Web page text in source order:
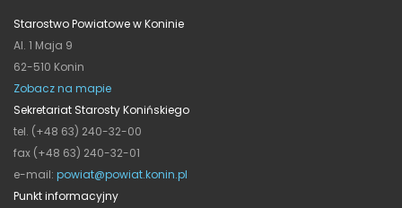
Starostwo Powiatowe w Koninie
Al. 1 Maja 9
62-510 Konin
Zobacz na mapie
Sekretariat Starosty Konińskiego
tel. (+48 63) 240-32-00
fax (+48 63) 240-32-01
e-mail: powiat@powiat.konin.pl
Punkt informacyjny